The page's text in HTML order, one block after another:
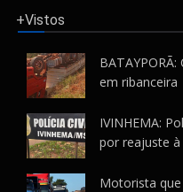
+Vistos
em ribanceira
IVINHEMA:
por reajuste
Motorista